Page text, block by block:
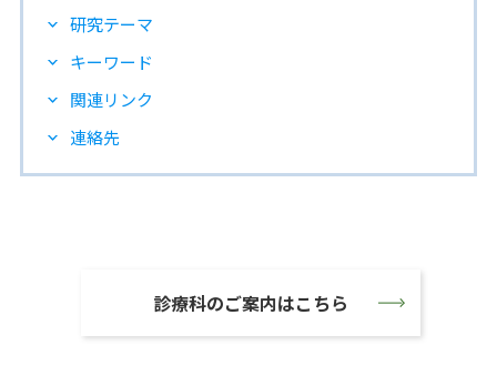
研究テーマ
キーワード
関連リンク
連絡先
診療科のご案内はこちら